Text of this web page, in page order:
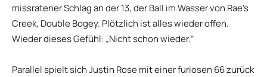
missratener Schlag an der 13, der Ball im Wasser von Rae’s
Creek, Double Bogey. Plötzlich ist alles wieder offen.
Wieder dieses Gefühl: „Nicht schon wieder.“
Parallel spielt sich Justin Rose mit einer furiosen 66 zurück